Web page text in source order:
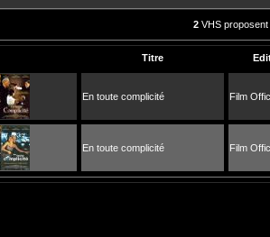
2 VHS proposent
Titre
En toute complicité Film
En toute complicité Film